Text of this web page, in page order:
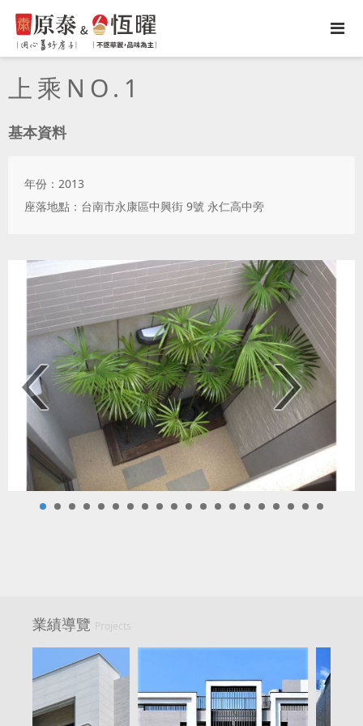
上乘NO.1
基本資料
年份：2013
座落地點：台南市永康區中興街 9號 永仁高中旁
業績導覽 Projects